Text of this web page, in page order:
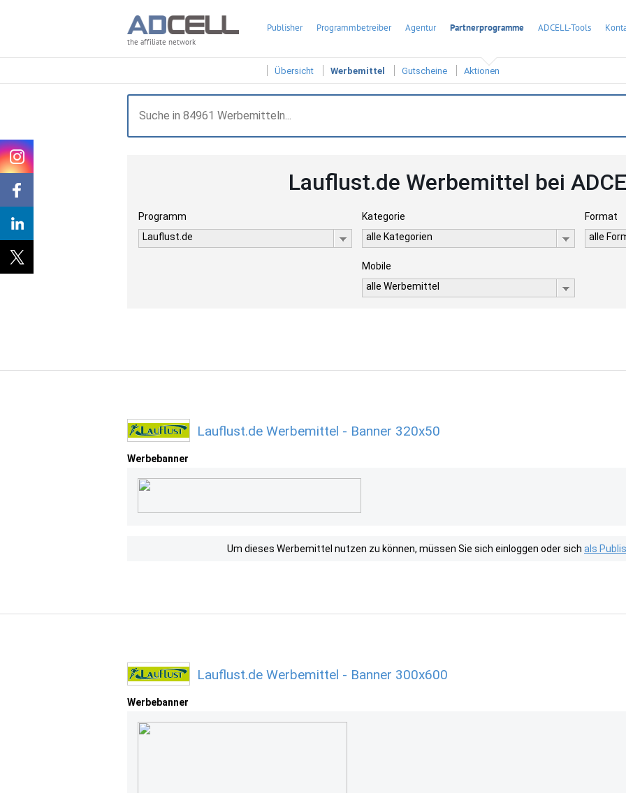
the affiliate network
Publisher Programmbetreiber Agentur Partnerprogramme ADCELL-Tools
Übersicht Werbemittel Gutscheine Aktionen
Lauflust.de Werbemittel bei
Programm
Lauflust.de
Kategorie
alle Kategorien
Format
alle
Mobile
alle Werbemittel
Lauflust.de Werbemittel - Banner 320x50
Werbebanner
Um dieses Werbemittel nutzen zu können, müssen Sie sich einloggen oder sich als
Lauflust.de Werbemittel - Banner 300x600
Werbebanner